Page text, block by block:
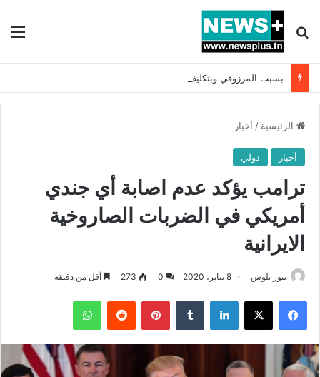
بحث عن
الرئيسية / أخبار
أخبار دولي
ترامب يؤكد عدم اصابة أي جندي
أمريكي في الضربات الصاروخية
الايرانية
نيوز بلوس 8 يناير، 2020 0
273 أقل من دقيقة
فيسبوك X لينكدإن بينتيريست واتساب